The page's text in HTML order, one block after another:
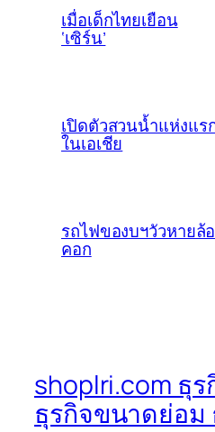
เมื่อเด็กไทยเยือน
‘เซิร์น’
เปิดตัวสวนน้ำแห่งแร
ในเอเชีย
รถไฟของบฯวัวหายล้
คอก
shoplri.com ธุ
ธุรกิจขนาดย่อม